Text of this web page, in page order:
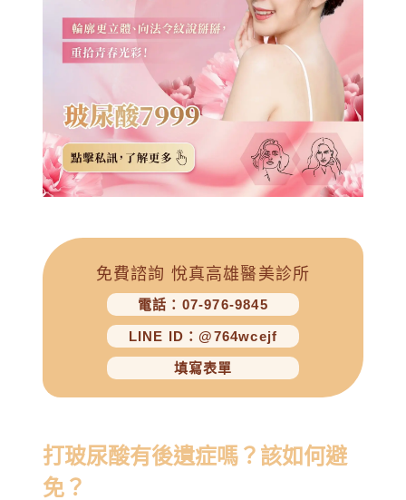
免費諮詢 悅真高雄醫美診所
電話：07-976-9845
LINE ID：@764wcejf
填寫表單
打玻尿酸有後遺症嗎？該如何避
免？